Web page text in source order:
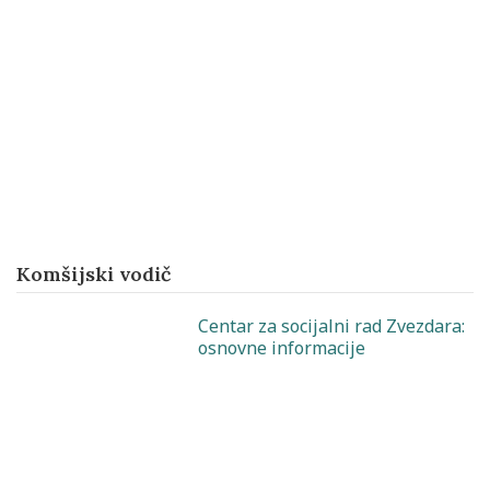
Komšijski vodič
Centar za socijalni rad Zvezdara:
osnovne informacije